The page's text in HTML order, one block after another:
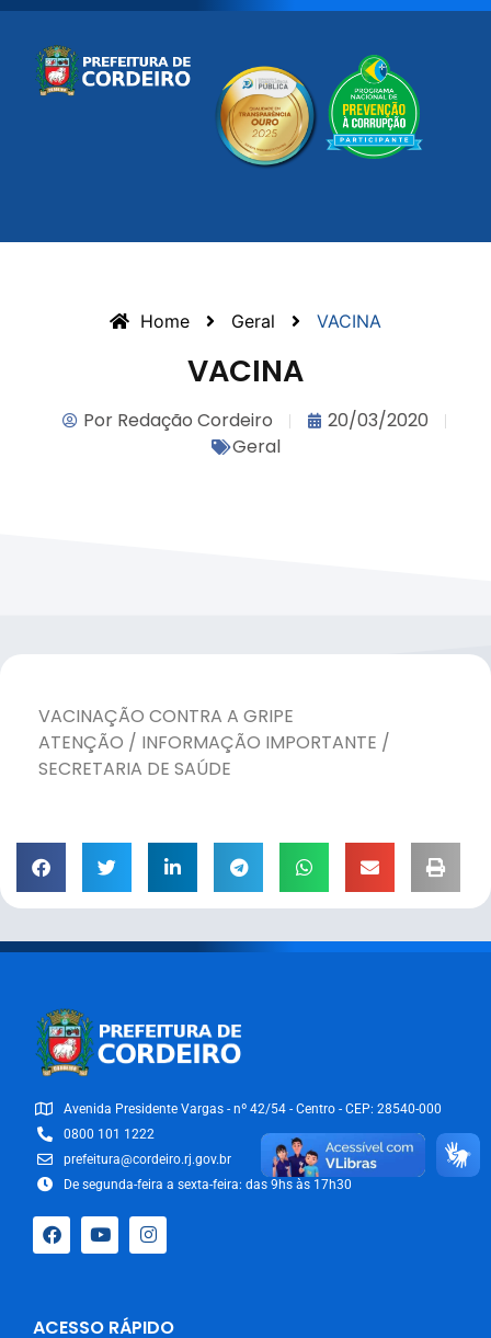
Home Geral VACINA
VACINA
PorRedação Cordeiro
20/03/2020
Geral
VACINAÇÃO CONTRA A GRIPE
ATENÇÃO / INFORMAÇÃO IMPORTANTE /
SECRETARIA DE SAÚDE
Avenida Presidente Vargas - nº 42/54 - Centro - CEP: 28540-000
0800 101 1222
prefeitura@cordeiro.rj.gov.br
De segunda-feira a sexta-feira: das 9hs às 17h30
ACESSO RÁPIDO